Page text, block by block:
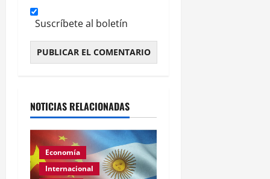
Suscríbete al boletín
NOTICIAS RELACIONADAS
Economía
Internacional